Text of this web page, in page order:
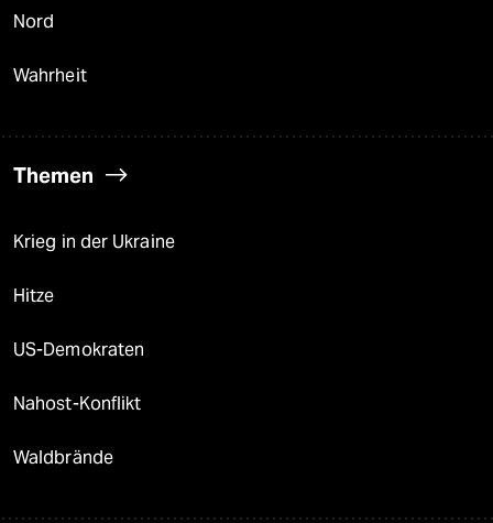
Nord
Wahrheit
Themen
Krieg in der Ukraine
Hitze
US-Demokraten
Nahost-Konflikt
Waldbrände